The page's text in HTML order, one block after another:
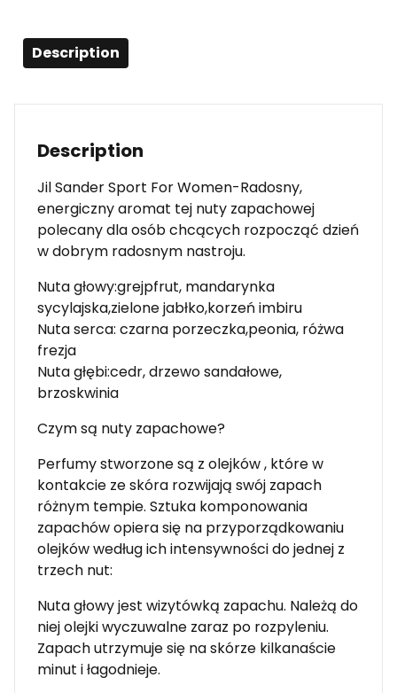
Description
Description
Jil Sander Sport For Women-Radosny,
energiczny aromat tej nuty zapachowej
polecany dla osób chcących rozpocząć dzień
w dobrym radosnym nastroju.
Nuta głowy:grejpfrut, mandarynka
sycylajska,zielone jabłko,korzeń imbiru
Nuta serca: czarna porzeczka,peonia, różwa
frezja
Nuta głębi:cedr, drzewo sandałowe,
brzoskwinia
Czym są nuty zapachowe?
Perfumy stworzone są z olejków , które w
kontakcie ze skóra rozwijają swój zapach
różnym tempie. Sztuka komponowania
zapachów opiera się na przyporządkowaniu
olejków według ich intensywności do jednej z
trzech nut:
Nuta głowy jest wizytówką zapachu. Należą do
niej olejki wyczuwalne zaraz po rozpyleniu.
Zapach utrzymuje się na skórze kilkanaście
minut i łagodnieje.